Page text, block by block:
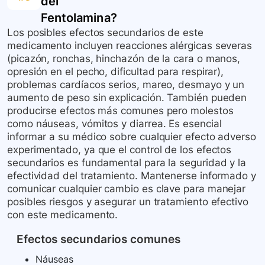
Fentolamina?
Los posibles efectos secundarios de este
medicamento incluyen reacciones alérgicas severas
(picazón, ronchas, hinchazón de la cara o manos,
opresión en el pecho, dificultad para respirar),
problemas cardíacos serios, mareo, desmayo y un
aumento de peso sin explicación. También pueden
producirse efectos más comunes pero molestos
como náuseas, vómitos y diarrea. Es esencial
informar a su médico sobre cualquier efecto adverso
experimentado, ya que el control de los efectos
secundarios es fundamental para la seguridad y la
efectividad del tratamiento. Mantenerse informado y
comunicar cualquier cambio es clave para manejar
posibles riesgos y asegurar un tratamiento efectivo
con este medicamento.
Efectos secundarios comunes
Náuseas